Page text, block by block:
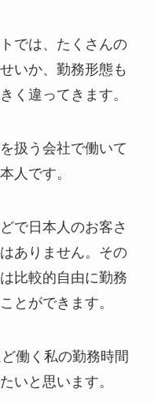
では、たくさんの
いか、勤務形態も
く違ってきます。
扱う会社で働いて
人です。
で日本人のお客さ
ありません。その
比較的自由に勤務
とができます。
働く私の勤務時間
いと思います。